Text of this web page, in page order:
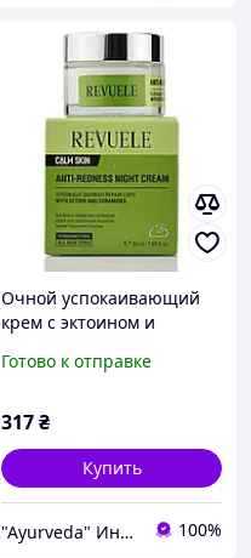
Очной успокаивающий
крем с эктоином и
покраснения Revuele,
Cream, 50ml
Готово к отправке
317₴
Купить
"Ayurveda" Интернет магазин аюрведических товаров из Индии 100%